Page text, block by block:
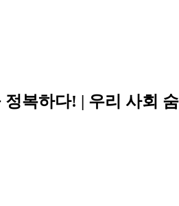
복하다! | 우리 사회 숨